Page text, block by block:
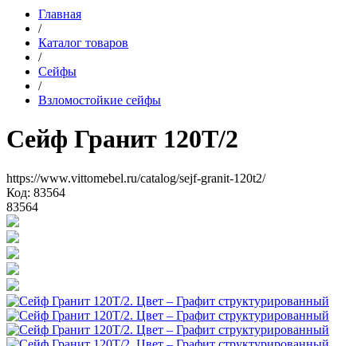
Главная
/
Каталог товаров
/
Сейфы
/
Взломостойкие сейфы
Сейф Гранит 120T/2
https://www.vittomebel.ru/catalog/sejf-granit-120t2/
Код: 83564
83564